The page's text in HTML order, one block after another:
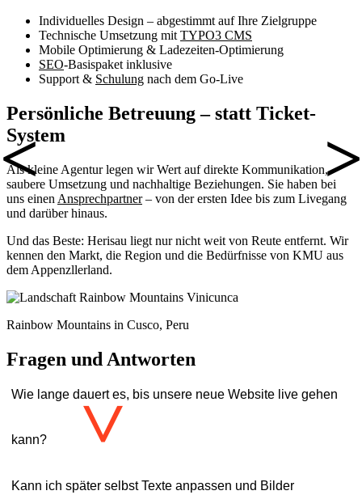
Individuelles Design – abgestimmt auf Ihre Zielgruppe
Technische Umsetzung mit TYPO3 CMS
Mobile Optimierung & Ladezeiten-Optimierung
SEO-Basispaket inklusive
Support & Schulung nach dem Go-Live
Persönliche Betreuung – statt Ticket-
System
Als kleine Agentur legen wir Wert auf direkte Kommunikation,
saubere Umsetzung und nachhaltige Beziehungen. Sie haben bei
uns einen Ansprechpartner– von der ersten Idee bis zum Livegang
und darüber hinaus.
Und das Beste: Herisau liegt nur nicht weit von Reute entfernt. Wir
kennen den Markt, die Region und die Bedürfnisse von KMU aus
dem Appenzllerland.
Rainbow Mountains in Cusco, Peru
Fragen und Antworten
Wie lange dauert es, bis unsere neue Website live gehen
kann? >
Das hängt ganz vom Umfang der Website ab. In der Regel planen
Kann ich später selbst Texte anpassen und Bilder